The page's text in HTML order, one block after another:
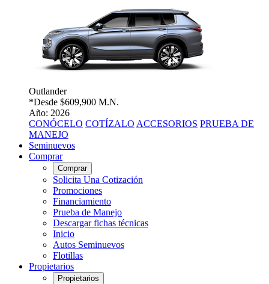
Outlander
*Desde $609,900 M.N.
Año: 2026
CONÓCELO COTÍZALO ACCESORIOS PRUEBA DE
MANEJO
Seminuevos
Comprar
Comprar
Solicita Una Cotización
Promociones
Financiamiento
Prueba de Manejo
Descargar fichas técnicas
Inicio
Autos Seminuevos
Flotillas
Propietarios
Propietarios